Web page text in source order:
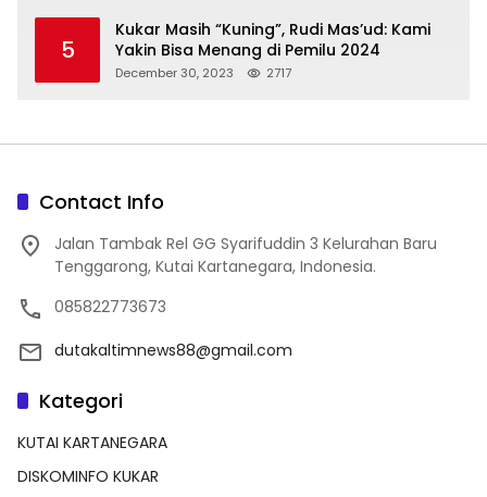
5
Kukar Masih “Kuning”, Rudi Mas’ud: Kami
Yakin Bisa Menang di Pemilu 2024
December 30, 2023 2717
Contact Info
Jalan Tambak Rel GG Syarifuddin 3 Kelurahan Baru
Tenggarong, Kutai Kartanegara, Indonesia.
085822773673
dutakaltimnews88@gmail.com
Kategori
KUTAI KARTANEGARA
DISKOMINFO KUKAR